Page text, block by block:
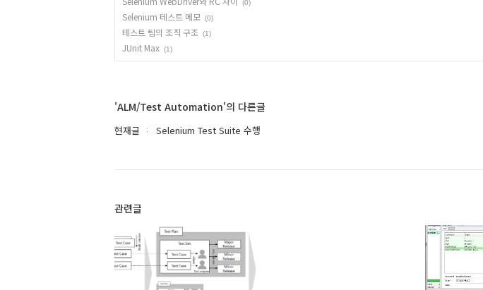
(0)
Selenium 테스트 메모 (0)
테스트 팀의 조직 구조 (1)
JUnit Max (1)
'ALM/Test Automation'의 다른글
현재글 Selenium Test Suite 수행
관련글